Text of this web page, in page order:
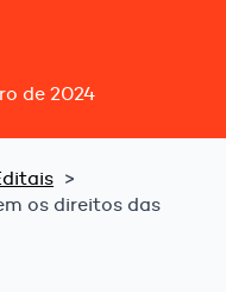
de 2024
os direitos das